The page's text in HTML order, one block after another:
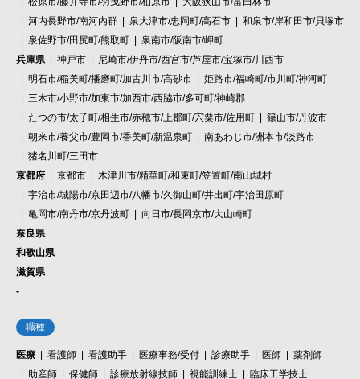
河内長野市/南河内群
泉大津市/忠岡町/高石市
和泉市/岸和田市/貝塚市
泉佐野市/田尻町/熊取町
泉南市/阪南市/岬町
兵庫県
神戸市
尼崎市/伊丹市/西宮市/芦屋市/宝塚市/川西市
明石市/稲美町/播磨町/加古川市/高砂市
姫路市/福崎町/市川町/神河町
三木市/小野市/加東市/加西市/西脇市/多可町/神崎郡
たつの市/太子町/相生市/赤穂市/上郡町/宍粟市/佐用町
篠山市/丹波市
朝来市/養父市/豊岡市/香美町/新温泉町
南あわじ市/洲本市/淡路市
猪名川町/三田市
京都府
京都市
木津川市/精華町/和束町/笠置町/南山城村
宇治市/城陽市/京田辺市/八幡市/久御山町/井出町/宇治田原町
亀岡市/南丹市/京丹波町
向日市/長岡京市/大山崎町
奈良県
和歌山県
滋賀県
-
職種
医療 看護師 看護助手 医療事務/受付 診療助手 医師
薬剤師
助産師
保健師 診療放射線技師 視能訓練士
臨床工学技士